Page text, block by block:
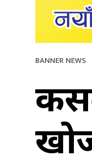
BANNER NEWS